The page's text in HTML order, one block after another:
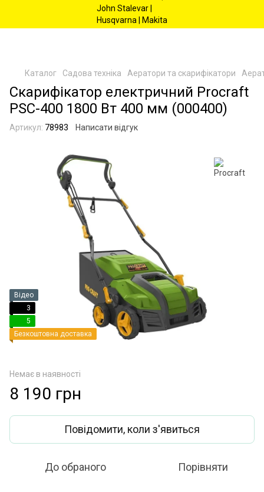
Каталог Садова техніка Аератори та скарифікатори
Скарифікатор електричний Procraft
PSC-400 1800 Вт 400 мм (000400)
Артикул: 78983 Написати відгук
Відео
3
5
Безкоштовна доставка
Немає в наявності
8 190 грн
Повідомити, коли з'явиться
До обраного Порівняти